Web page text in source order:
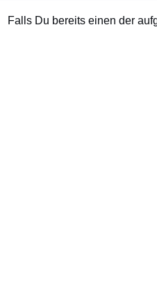
Falls Du bereits einen der